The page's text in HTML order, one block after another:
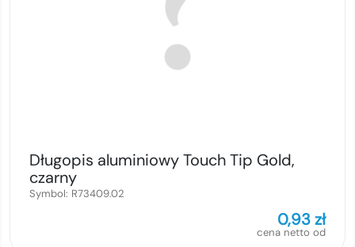
Długopis aluminiowy Touch Tip Gold,
czarny
Symbol: R73409.02
0,93zł
cena netto od